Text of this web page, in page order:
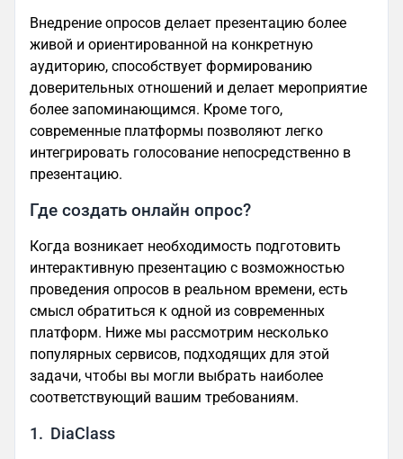
Внедрение опросов делает презентацию более
живой и ориентированной на конкретную
аудиторию, способствует формированию
доверительных отношений и делает мероприятие
более запоминающимся. Кроме того,
современные платформы позволяют легко
интегрировать голосование непосредственно в
презентацию.
Где создать онлайн опрос?
Когда возникает необходимость подготовить
интерактивную презентацию с возможностью
проведения опросов в реальном времени, есть
смысл обратиться к одной из современных
платформ. Ниже мы рассмотрим несколько
популярных сервисов, подходящих для этой
задачи, чтобы вы могли выбрать наиболее
соответствующий вашим требованиям.
1. DiaClass